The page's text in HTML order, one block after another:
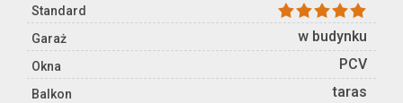
Standard
Garaż
w budynku
Okna PCV
Balkon taras